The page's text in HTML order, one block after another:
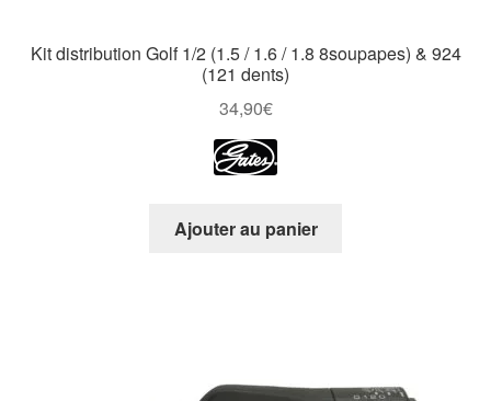
Kit distribution Golf 1/2 (1.5 / 1.6 / 1.8 8soupapes) & 924
(121 dents)
34,90€
Ajouter au panier